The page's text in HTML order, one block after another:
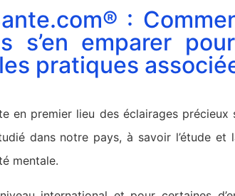
:
s’en emparer
pratiques
en premier lieu des éclairages précieux
dans notre pays, à savoir l’étude
mentale.